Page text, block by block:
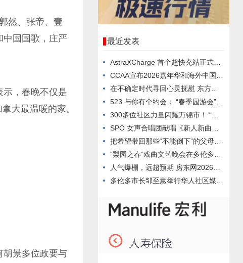
然、张帝、壹
中国国歌，庄严
示，春晚不仅是
大最温暖的家。
胡景多位政要与
最近发表
AstraXCharge 首个超快充站正式启用 多项开业优
CCAA宣布2026嘉年华和海外中国高校校友运动会项目 双品
在不确定时代寻回心灵抚慰 东方文化中心正式启动“愈见·艺境”
523 与你有个约会： “春季园游会” Spring Fai
300多位社区力量闪耀万锦市！ “致敬社区力量”颁奖盛典点燃
SPO 女声合唱团献唱《新人新曲音乐会》 原创新作首演获高度
把希望带回那些“不能倒下”的父母：Coco’s Wish正式
“梨园之春”戏曲文艺晚会在多伦多成功举办 加拿大梨园社首演汇
人气爆棚，远超预期 房东网2026春季百家联展圆满落幕
多伦多市长邹至蕙举行华人社区媒体见面会 介绍社区安全及减轻市